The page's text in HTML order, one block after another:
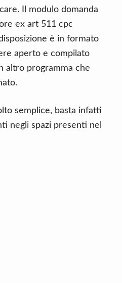
Il modulo domanda
ex art 511 cpc
è in formato
aperto e compilato
altro programma che
semplice, basta infatti
negli spazi presenti nel